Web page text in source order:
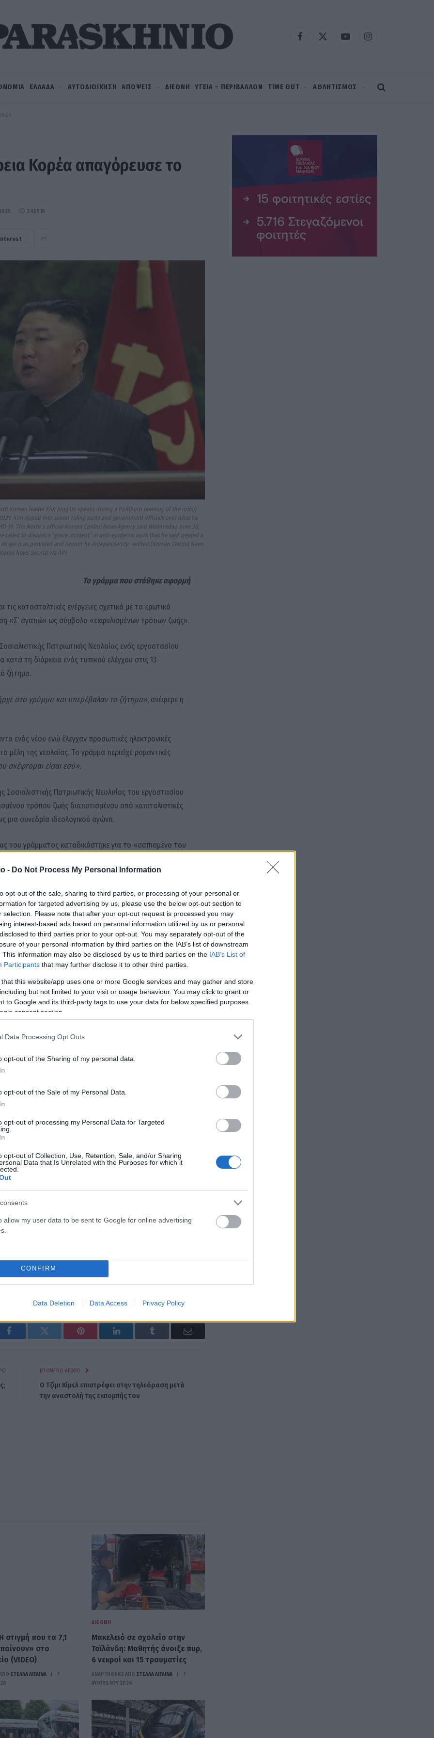
- Do Not Process My Personal Information
opt-out of the sale, sharing to third parties, or processing of your personal or
for targeted advertising by us, please use the below opt-out section to
selection. Please note that after your opt-out request is processed you may
interest-based ads based on personal information utilized by us or personal
to third parties prior to your opt-out. You may separately opt-out of the
of your personal information by third parties on the IAB’s list of downstream
This information may also be disclosed by us to third parties on the IAB’s List of
Participants that may further disclose it to other third parties.
that this website/app uses one or more Google services and may gather and store
but not limited to your visit or usage behaviour. You may click to grant or
to Google and its third-party tags to use your data for below specified purposes
consent section.
Data Processing Opt Outs
opt-out of the Sharing of my personal data.
opt-out of the Sale of my Personal Data.
opt-out of processing my Personal Data for Targeted
opt-out of Collection, Use, Retention, Sale, and/or Sharing
Data that Is Unrelated with the Purposes for which it
allow my user data to be sent to Google for online advertising
CONFIRM
Data Deletion Data Access Privacy Policy
Facebook
X
YouTubeInstagram
ΕΛΛΑΔΑ ΑΥΤΟΔΙΟΙΚΗΣΗ ΑΠΟΨΕΙΣ ΔΙΕΘΝΗ ΥΓΕΙΑ – ΠΕΡΙΒΑΛΛΟΝ TIME OUT ΑΘΛΗΤΙΣΜΟΣ
Κορέα απαγόρευσε το
3 ΛΕΠΤΆ
Korean leader Kim Jong Un speaks during a Politburo meeting of the ruling
Kim ripped into senior ruling party and government officials over what he
The North’s official Korean Central News Agency said Wednesday, June 30,
to discuss a “grave incident” in anti-epidemic work that he said created a
is as provided and cannot be independently verified.(Korean Central News
News Service via AP)
Το γράμμα που στάθηκε αφορμή
τις κατασταλτικές ενέργειες σχετικά με τα ερωτικά
«Σ’ αγαπώ» ως σύμβολο «εκφυλισμένων τρόπων ζωής».
Πατριωτικής Νεολαίας ενός εργοστασίου
τη διάρκεια ενός τυπικού ελέγχου στις 13
ζήτημα.
στο γράμμα και υπερέβαλαν το ζήτημα», ανέφερε η
ενός νέου ενώ έλεγχαν προσωπικές ηλεκτρονικές
μέλη της νεολαίας. Το γράμμα περιείχε ρομαντικές
σκέφτομαι είσαι εσύ».
Πατριωτικής Νεολαίας του εργοστασίου
τρόπου ζωής διαποτισμένου από καπιταλιστικές
συνεδρία ιδεολογικού αγώνα.
του γράμματος καταδικάστηκε για το «σαπισμένο του
μπροστά στα άλλα μέλη.
λένε λιγότερο το ‘σ’ αγαπώ’»
που δεν μπορούσε να εκφράσει φωναχτά, όμως οι
Τα υπόλοιπα μέλη της νεολαίας παρακολουθούσαν
αγγουριά».
ξένη ψυχαγωγία — μουσική, ταινίες και τηλεοπτικές
να δίνουν ιδιαίτερη σημασία στην προέλευση. Οι
Νόμου για την Απόρριψη της Αντιδραστικής
για την Εκπαιδευτική Εγγύηση της Νεολαίας (2021).
να πραγματοποιούν αιφνιδιαστικούς ελέγχους
την κατανάλωση ξένου περιεχομένου. Το ερωτικό γράμμα
όπου μια απλή έκφραση στοργής μετατράπηκε σε
τον εντοπισμό, αλλά δεν μπορούν να ξεφύγουν
τους»
τους νέους και να καταπνίξει ακόμη και τα
γρήγορα, πυροδοτώντας δημόσια κριτική με
όπως ‘αν το “σ’ αγαπώ” είναι εκφυλισμένο,
Facebook Twitter Pinterest LinkedIn Tumblr Email
ΕΠΌΜΕΝΟ ΆΡΘΡΟ
Ο Τζίμι Κίμελ επιστρέφει στην τηλεόραση μετά
την αναστολή της εκπομπής του
στιγμή που τα 7,1
στο
(VIDEO)
ΣΤΈΛΛΑ ΛΊΤΑΙΝΑ
7
ΔΙΕΘΝΉ
Μακελειό σε σχολείο στην
Ταϊλάνδη: Μαθητής άνοιξε πυρ,
6 νεκροί και 15 τραυματίες
ΑΝΑΡΤΗΘΗΚΕ ΑΠΟ ΣΤΈΛΛΑ ΛΊΤΑΙΝΑ
7
ΑΥΓΟΎΣΤΟΥ 2026